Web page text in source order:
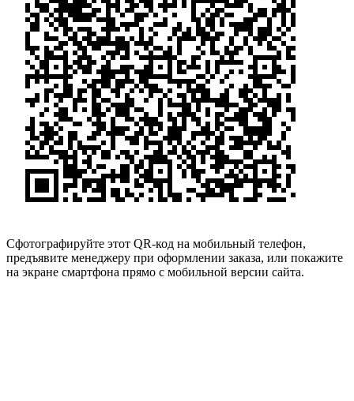
Сфотографируйте этот QR-код на мобильный телефон,
предъявите менеджеру при оформлении заказа, или покажите
на экране смартфона прямо с мобильной версии сайта.